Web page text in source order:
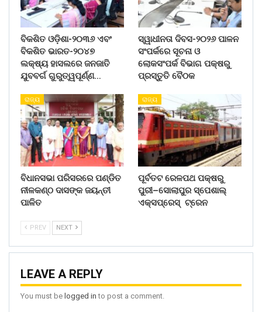
ବିକଶିତ ଓଡ଼ିଶା-୨୦୩୬ ଏବଂ
ବିକଶିତ ଭାରତ-୨୦୪୭
ଲକ୍ଷ୍ୟ ହାସଲରେ ଜନଜାତି
ଯୁବବର୍ଗ ଗୁରୁତ୍ୱପୂର୍ଣ୍ଣ…
ସ୍ୱାଧୀନତା ଦିବସ-୨୦୨୬ ପାଳନ
ସଂପର୍କରେ ସୂଚନା ଓ
ଲୋକସଂପର୍କ ବିଭାଗ ପକ୍ଷରୁ
ପ୍ରସ୍ତୁତି ବୈଠକ
ରାଜ୍ୟ
ବିଧାନସଭା ପରିସରରେ ପଣ୍ଡିତ
ନୀଳକଣ୍ଠ ଦାସଙ୍କ ଜୟନ୍ତୀ
ପାଳିତ
ରାଜ୍ୟ
ପୂର୍ବତଟ ରେଳପଥ ପକ୍ଷରୁ
ପୁରୀ–ସୋଲାପୁର ସ୍ପେଶାଲ୍
ଏକ୍ସପ୍ରେସ୍ ଟ୍ରେନ
PREV NEXT
LEAVE A REPLY
You must be logged in to post a comment.